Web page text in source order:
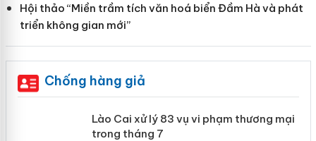
Hội thảo “Miền trầm tích văn hoá biển Đầm Hà và phát
triển không gian mới”
Chống hàng giả
Lào Cai xử lý 83 vụ vi phạm thương
mại trong tháng 7